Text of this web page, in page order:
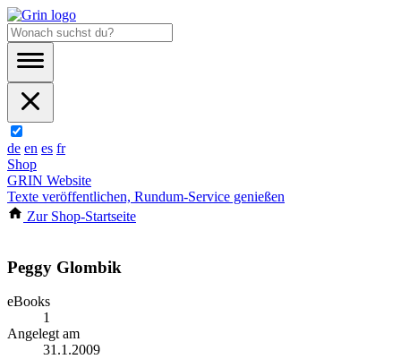
de en es fr
Shop
GRIN Website
Texte veröffentlichen, Rundum-Service genießen
Zur Shop-Startseite
Peggy Glombik
eBooks
1
Angelegt am
31.1.2009